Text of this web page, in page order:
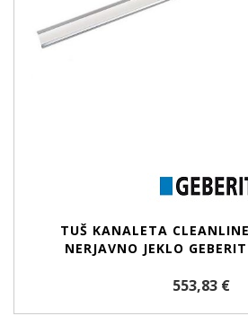
TUŠ KANALETA
NERJAVNO JEKLO
553,83 €